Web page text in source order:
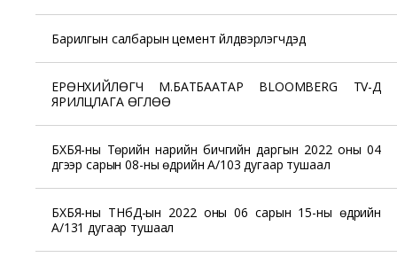
Барилгын салбарын цемент үйлдвэрлэгчдэд
ЕРӨНХИЙЛӨГЧ М.БАТБААТАР BLOOMBERG TV-Д
ЯРИЛЦЛАГА ӨГЛӨӨ
БХБЯ-ны Төрийн нарийн бичгийн даргын 2022 оны 04
дүгээр сарын 08-ны өдрийн А/103 дугаар тушаал
БХБЯ-ны ТНбД-ын 2022 оны 06 сарын 15-ны өдрийн
А/131 дугаар тушаал